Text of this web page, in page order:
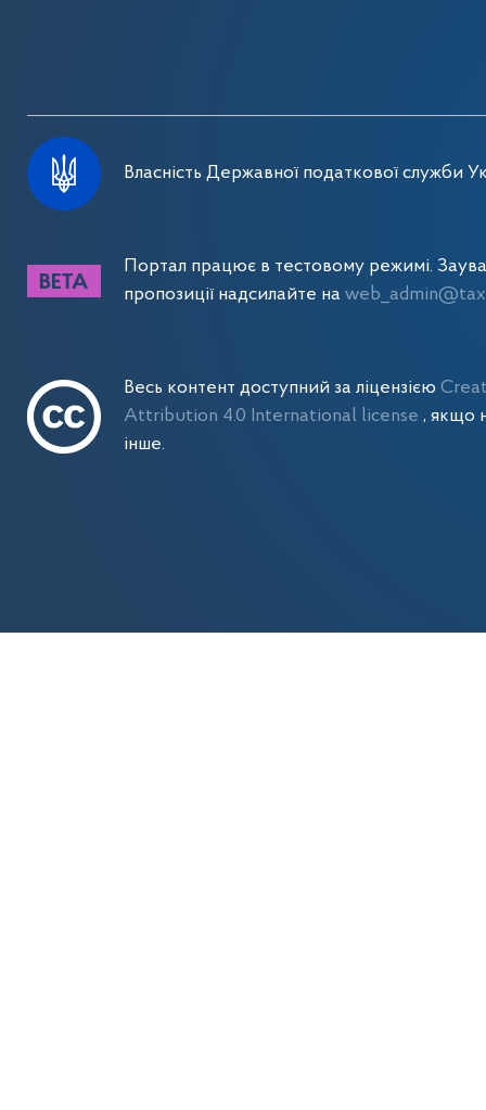
Власність Державної податкової служби
Портал працює в тестовому режимі.
пропозиції надсилайте на
Весь контент доступний за ліцензією
Attribution 4.0 International license, якщо
інше.